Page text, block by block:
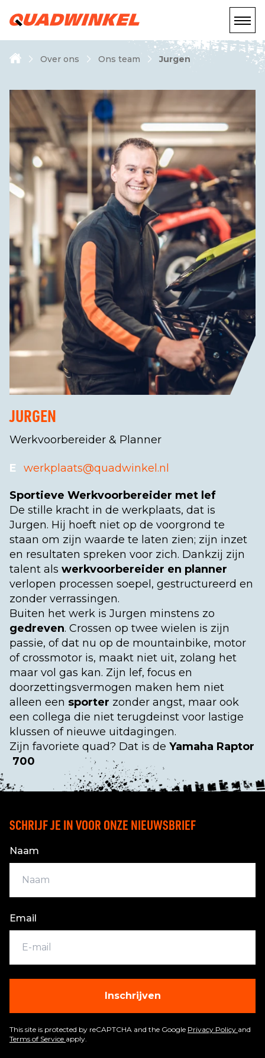
Over ons Ons team Jurgen
JURGEN
Werkvoorbereider & Planner
E werkplaats@quadwinkel.nl
Sportieve Werkvoorbereider met lef
De stille kracht in de werkplaats, dat is
Jurgen. Hij hoeft niet op de voorgrond te
staan om zijn waarde te laten zien; zijn inzet
en resultaten spreken voor zich. Dankzij zijn
talent als werkvoorbereider en planner
verlopen processen soepel, gestructureerd en
zonder verrassingen.
Buiten het werk is Jurgen minstens zo
gedreven. Crossen op twee wielen is zijn
passie, of dat nu op de mountainbike, motor
of crossmotor is, maakt niet uit, zolang het
maar vol gas kan. Zijn lef, focus en
doorzettingsvermogen maken hem niet
alleen een sporter zonder angst, maar ook
een collega die niet terugdeinst voor lastige
klussen of nieuwe uitdagingen.
Zijn favoriete quad? Dat is de Yamaha Raptor
700
SCHRIJF JE IN VOOR ONZE NIEUWSBRIEF
Naam
Email
Inschrijven
This site is protected by reCAPTCHA and the Google Privacy Policy and
Terms of Service apply.